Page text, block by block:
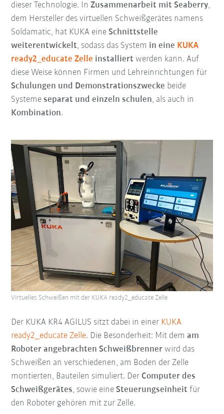
dieser Technologie. InZusammenarbeit mit Seaberry,
dem Hersteller des virtuellen Schweißgerätes namens
Soldamatic, hat KUKA eineSchnittstelle
weiterentwickelt, sodass das System in eine KUKA
ready2_educate Zelle installiert werden kann. Auf
diese Weise können Firmen und Lehreinrichtungen für
Schulungen und Demonstrationszwecke beide
Systemeseparat und einzeln schulen, als auch in
Kombination.
Der KUKA KR4 AGILUS sitzt dabei in einer KUKA
ready2_educate Zelle. Die Besonderheit: Mit demam
Roboter angebrachten Schweißbrenner wird das
Schweißen an verschiedenen, am Boden der Zelle
montierten, Bauteilen simuliert. Der Computer des
Schweißgerätes, sowie eineSteuerungseinheit für
den Roboter gehören mit zur Zelle.
Virtuelles Schweißen mit der KUKA ready2_educate Zelle